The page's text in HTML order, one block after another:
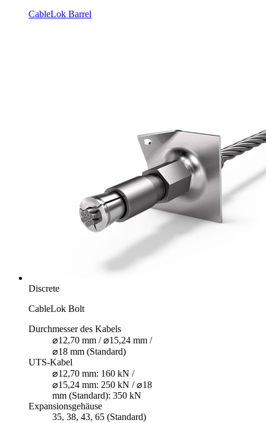
CableLok Barrel
Discrete
CableLok Bolt
Durchmesser des Kabels
⌀12,70 mm / ⌀15,24 mm /
⌀18 mm (Standard)
UTS-Kabel
⌀12,70 mm: 160 kN /
⌀15,24 mm: 250 kN / ⌀18
mm (Standard): 350 kN
Expansionsgehäuse
35, 38, 43, 65 (Standard)